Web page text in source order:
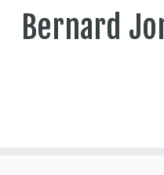
Bernard